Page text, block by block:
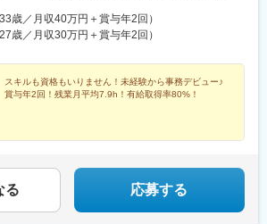
前駅(愛媛県)、片原町駅(香川県)、熊本城・市役
前駅、要町駅、京王八王子駅、立川南駅、平沼
橋駅、西桐生駅、函館駅前駅、仙台駅(地下鉄)、
古屋駅、大須観音駅、新豊橋駅、豊川稲荷駅、
金沢駅、西松本駅、新魚津駅、あすなろう四日
大阪梅田駅(阪神線)、大阪梅田駅(阪急線)、小路
駅(兵庫県)、三宮駅(神戸新交通)、西宮駅、山陽
鉄福岡駅、五島町駅、熊本駅前駅、鹿児島駅前
枕崎線)、美栄橋駅、新宿西口駅、反町駅、羽田空
ル駅(東京モノレール・ＡＮＡ利用)、西武新宿駅、
奈川・埼玉・千葉■中部：岐阜・愛知・静岡・石
富山・福井・三重■近畿：滋賀・大阪・兵庫・奈
：福岡・長崎・大分・熊本・宮崎・鹿児島・沖縄
、新潟駅、新静岡駅、三島広小路駅、北鉄金沢
ビル前駅、福井駅、北新地駅、姫路駅、なんば
プウェイ山麓駅、浦添前田駅、通町筋駅、宮崎
駅、新宿三丁目駅、池袋駅、吉祥寺駅、町田
川駅、新横浜駅、川崎駅、座間駅、相模原駅、
(相模線)、浦和駅、さいたま新都心駅、川口駅、
熊谷駅、春日部駅、千葉中央駅、千葉みなと
橋駅、世良田駅、桐生駅、栃木駅、小山駅、札
小樽駅、千歳駅(北海道)、青森駅、一ノ関駅、遠野
沢駅、秋田駅、横手駅、あおば通駅、泉中央駅、
、蔵王駅、山形駅、寒河江駅、酒田駅、福島駅
歳／月収40万円＋賞与年2回）
歳／月収30万円＋賞与年2回）
スキルも資格もいりません！未経験から事務デビュー♪
賞与年2回！残業月平均7.9h！有給取得率80%！
る 応募する